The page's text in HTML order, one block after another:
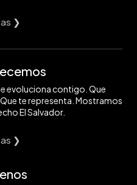
❯
evoluciona contigo. Que
te representa. Mostramos
El Salvador.
❯